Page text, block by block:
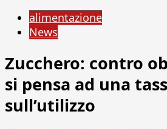
alimentazione
News
Zucchero: contro
si pensa ad una
sull’utilizzo